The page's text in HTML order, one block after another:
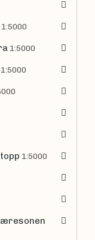
1:5000
1:5000
1:5000
1:5000